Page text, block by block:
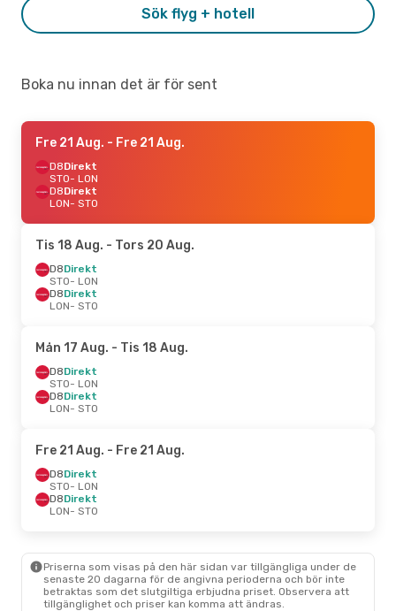
Sök flyg + hotell
Boka nu innan det är för sent
Fre 21 Aug. - Fre 21 Aug.
D8Direkt
STO- LON
D8Direkt
LON- STO
Tis 18 Aug. - Tors 20 Aug.
D8Direkt
STO- LON
D8Direkt
LON- STO
Mån 17 Aug. - Tis 18 Aug.
D8Direkt
STO- LON
D8Direkt
LON- STO
Fre 21 Aug. - Fre 21 Aug.
D8Direkt
STO- LON
D8Direkt
LON- STO
Priserna som visas på den här sidan var tillgängliga under de
senaste 20 dagarna för de angivna perioderna och bör inte
betraktas som det slutgiltiga erbjudna priset. Observera att
tillgänglighet och priser kan komma att ändras.